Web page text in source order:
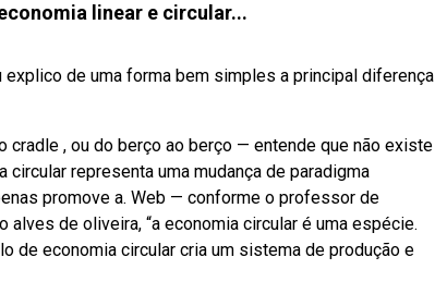
linear e circular...
de uma forma bem simples a principal diferença
, ou do berço ao berço — entende que não existe
representa uma mudança de paradigma
promove a. Web — conforme o professor de
de oliveira, “a economia circular é uma espécie.
de economia circular cria um sistema de produção e